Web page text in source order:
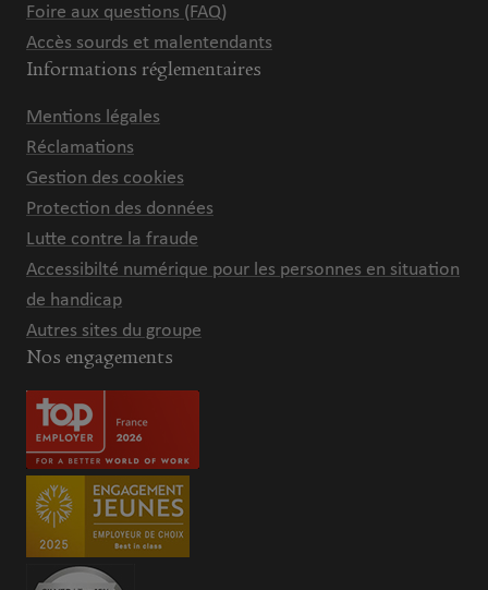
Foire aux questions (FAQ)
Accès sourds et malentendants
Informations réglementaires
Mentions légales
Réclamations
Gestion des cookies
Protection des données
Lutte contre la fraude
Accessibilté numérique pour les personnes en situation
de handicap
Autres sites du groupe
Nos engagements